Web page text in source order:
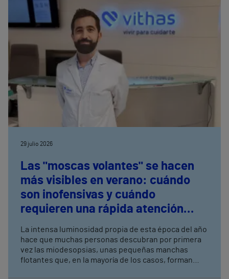
29 julio 2026
Las "moscas volantes" se hacen
más visibles en verano: cuándo
son inofensivas y cuándo
requieren una rápida atención
médica
La intensa luminosidad propia de esta época del año
hace que muchas personas descubran por primera
vez las miodesopsias, unas pequeñas manchas
flotantes que, en la mayoría de los casos, forman